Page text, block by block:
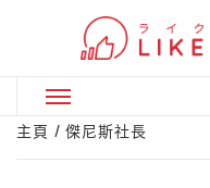
Primary
Menu
主頁 傑尼斯社長